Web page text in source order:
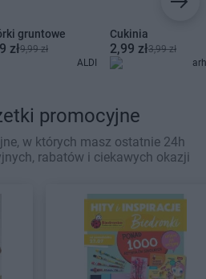
gruntowe
zł9,99 zł
ALDI
Cukinia
2,99 zł3,99 zł
promocyjne
w których masz ostatnie 24h
rabatów i ciekawych okazji